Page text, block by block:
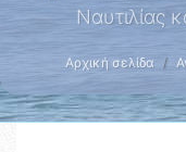
Ναυτιλίας
Αρχική σελίδα